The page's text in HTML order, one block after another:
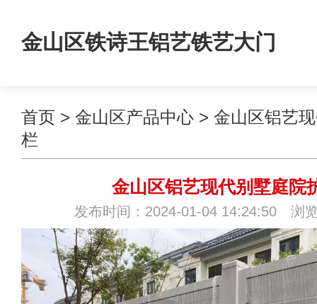
金山区铁诗王铝艺铁艺大门
首页 > 金山区产品中心 > 金山区铝艺
栏
金山区铝艺现代别墅庭院
发布时间：2024-01-04 14:24:50 浏